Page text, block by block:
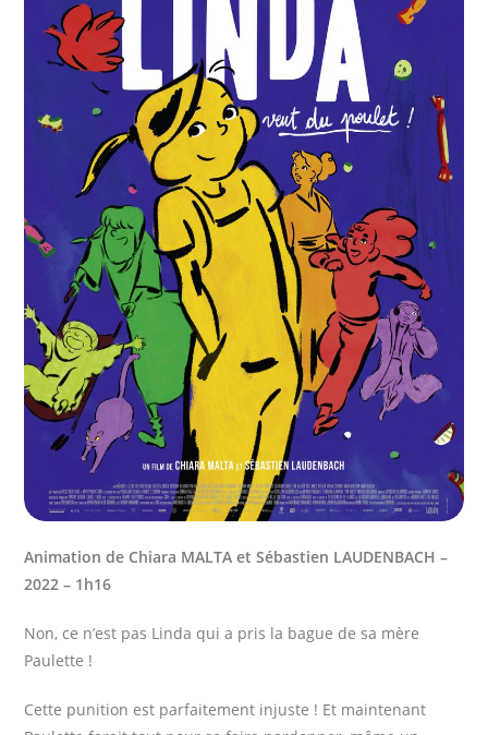
Animation de Chiara MALTA et Sébastien LAUDENBACH –
2022 – 1h16
Non, ce n’est pas Linda qui a pris la bague de sa mère
Paulette !
Cette punition est parfaitement injuste ! Et maintenant